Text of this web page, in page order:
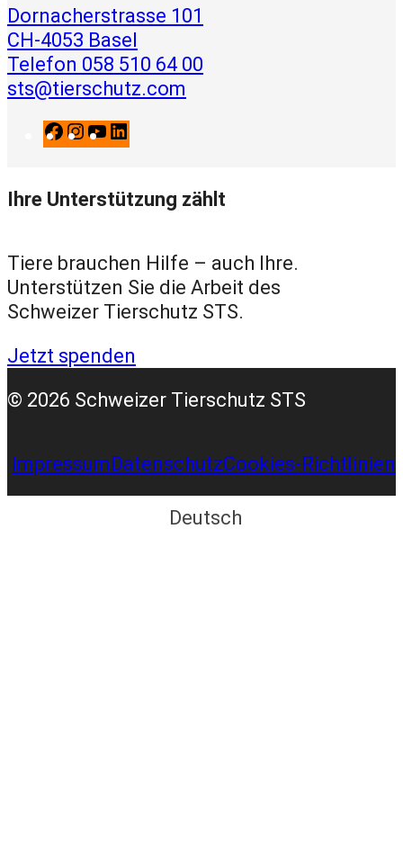
Dornacherstrasse 101
CH-4053 Basel
Telefon 058 510 64 00
sts@tierschutz.com
F
e
o
o
k
I
t
g
r
a
m
Y
T
b
e
k
d
I
n
Ihre Unterstützung zählt
Tiere brauchen Hilfe – auch Ihre.
Unterstützen Sie die Arbeit des
Schweizer Tierschutz STS.
Jetzt spenden
© 2026 Schweizer Tierschutz STS
ImpressumDatenschutzCookies-Richtlinien
Deutsch